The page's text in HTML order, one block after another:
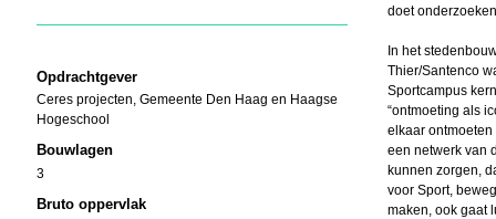
Opdrachtgever
Ceres projecten, Gemeente Den Haag en Haagse
Hogeschool
Bouwlagen
3
Bruto oppervlak
doet
In het
Thier/Santenco
Sportcampus
“ontmoeting als
elkaar
een netwerk van
kunnen zorgen,
voor Sport,
maken, ook gaat